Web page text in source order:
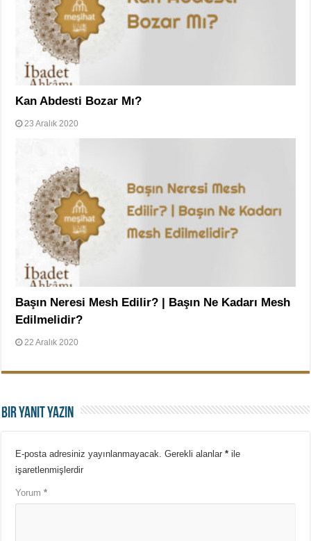
Kan Abdesti Bozar Mı?
23 Aralık 2020
Başın Neresi Mesh Edilir? | Başın Ne Kadarı Mesh
Edilmelidir?
22 Aralık 2020
Bir yanıt yazın
E-posta adresiniz yayınlanmayacak. Gerekli alanlar* ile
işaretlenmişlerdir
Yorum*